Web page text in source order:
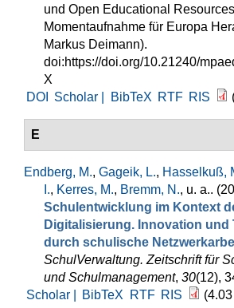
und Open Educational
Momentaufnahme für Europa
Markus Deimann).
doi:https://doi.org/10.21240/
X
DOI
Scholar | BibTeX RTF RIS
E
Endberg, M., Gageik, L., Hasselkuß,
I., Kerres, M., Bremm, N., u. a..
Schulentwicklung im Kontext
Digitalisierung. Innovation und
durch schulische
SchulVerwaltung. Zeitschrift für
und Schulmanagement, 30(12),
Scholar |
BibTeX RTF RIS